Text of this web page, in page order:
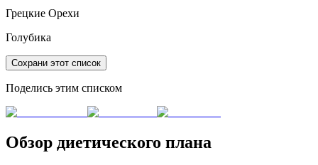
Грецкие Орехи
Голубика
Сохрани этот список
Поделись этим списком
Обзор диетического плана